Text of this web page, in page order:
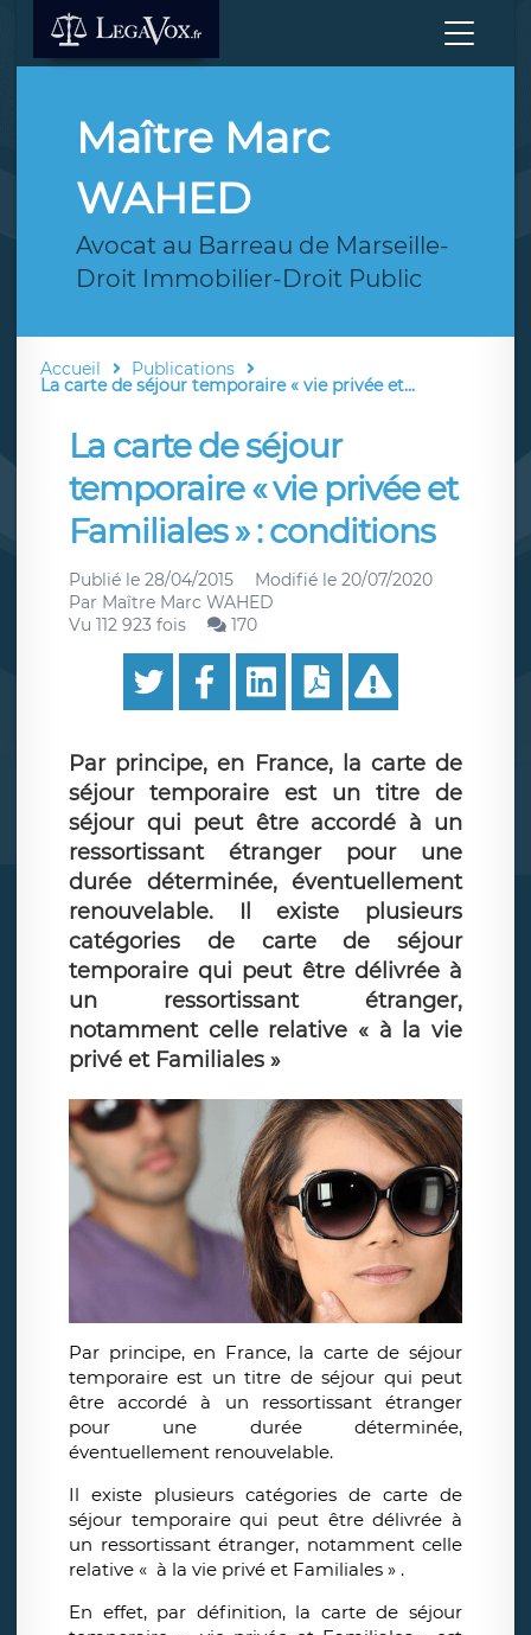
Maître Marc
WAHED
Avocat au Barreau de Marseille-
Droit Immobilier-Droit Public
Accueil Publications
La carte de séjour temporaire « vie privée et...
La carte de séjour
temporaire « vie privée et
Familiales » : conditions
Publié le 28/04/2015 Modifié le 20/07/2020
Par Maître Marc WAHED
Vu 112 923 fois
170
Par principe, en France, la carte de
séjour temporaire est un titre de
séjour qui peut être accordé à un
ressortissant étranger pour une
durée déterminée, éventuellement
renouvelable. Il existe plusieurs
catégories de carte de séjour
temporaire qui peut être délivrée à
un ressortissant étranger,
notamment celle relative « à la vie
privé et Familiales »
Par principe, en France, la carte de séjour
temporaire est un titre de séjour qui peut
être accordé à un ressortissant étranger
pour une durée déterminée,
éventuellement renouvelable.
Il existe plusieurs catégories de carte de
séjour temporaire qui peut être délivrée à
un ressortissant étranger, notamment celle
relative « à la vie privé et Familiales » .
En effet, par définition, la carte de séjour